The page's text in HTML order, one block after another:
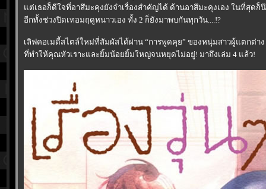
ต่เธอก็ดีใจที่อาสึมะคุงยังจำเรื่องสำคัญได้ ด้านอาสึมะคุงเอง ในที่สุดก็
อีกทั้งช่วงปิดเทอมฤดูหนาวเอง ทั้ง 2 ก็ยังมาพบกันทุกวัน....!?
เลิฟคอเมดี้สไตล์ใหม่ที่สัมผัสได้ผ่าน “การพูดคุย” ของหนุ่มสาวผู้แตกต่าง
ที่ทำให้คุณหัวเราะและยิ้มน้อยยิ้มใหญ่จนหยุดไม่อยู่! มาถึงเล่ม 4 แล้ว!